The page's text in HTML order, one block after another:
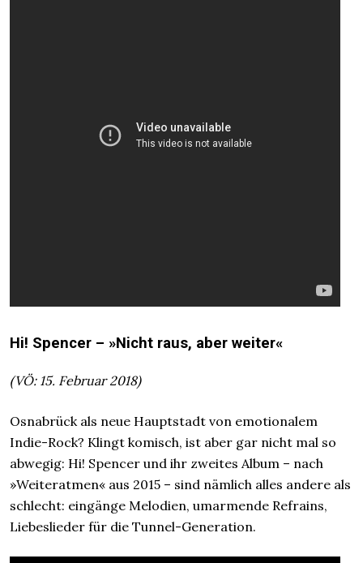
Hi! Spencer – »Nicht raus, aber weiter«
(VÖ: 15. Februar 2018)
Osnabrück als neue Hauptstadt von emotionalem
Indie-Rock? Klingt komisch, ist aber gar nicht mal so
abwegig: Hi! Spencer und ihr zweites Album – nach
»Weiteratmen« aus 2015 – sind nämlich alles andere als
schlecht: eingänge Melodien, umarmende Refrains,
Liebeslieder für die Tunnel-Generation.